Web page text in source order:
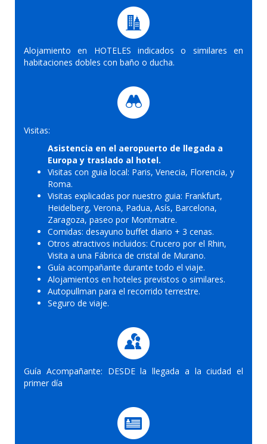
Alojamiento en HOTELES indicados o similares en
habitaciones dobles con baño o ducha.
Visitas:
Asistencia en el aeropuerto de llegada a
Europa y traslado al hotel.
Visitas con guia local: Paris, Venecia, Florencia, y
Roma.
Visitas explicadas por nuestro guia: Frankfurt,
Heidelberg, Verona, Padua, Asís, Barcelona,
Zaragoza, paseo por Montmatre.
Comidas: desayuno buffet diario + 3 cenas.
Otros atractivos incluidos: Crucero por el Rhin,
Visita a una Fábrica de cristal de Murano.
Guía acompañante durante todo el viaje.
Alojamientos en hoteles previstos o similares.
Autopullman para el recorrido terrestre.
Seguro de viaje.
Guía Acompañante: DESDE la llegada a la ciudad el
primer día